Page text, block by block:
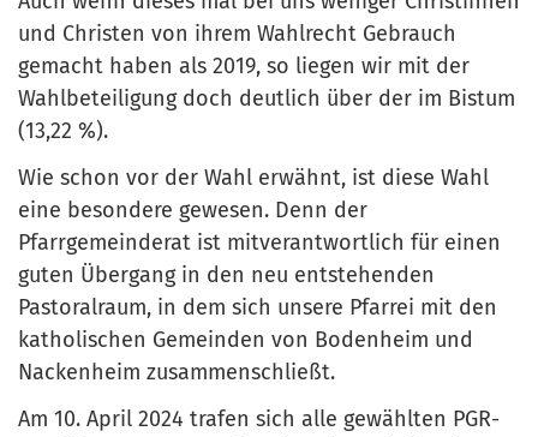
und Christen von ihrem Wahlrecht Gebrauch
gemacht haben als 2019, so liegen wir mit der
Wahlbeteiligung doch deutlich über der im Bistum
(13,22 %).
Wie schon vor der Wahl erwähnt, ist diese Wahl
eine besondere gewesen. Denn der
Pfarrgemeinderat ist mitverantwortlich für einen
guten Übergang in den neu entstehenden
Pastoralraum, in dem sich unsere Pfarrei mit den
katholischen Gemeinden von Bodenheim und
Nackenheim zusammenschließt.
Am 10. April 2024 trafen sich alle gewählten PGR-